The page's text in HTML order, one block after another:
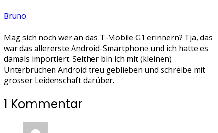
Bruno
Mag sich noch wer an das T-Mobile G1 erinnern? Tja, das
war das allererste Android-Smartphone und ich hatte es
damals importiert. Seither bin ich mit (kleinen)
Unterbrüchen Android treu geblieben und schreibe mit
grosser Leidenschaft darüber.
1 Kommentar